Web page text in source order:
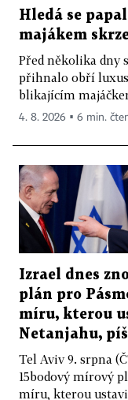
Hledá se
majákem
Před několika dny
přihnalo obří
blikajícím
4. 8. 2026 ▪ 6 min.
Izrael dnes
plán pro
míru, kterou
Netanjahu,
Tel Aviv 9. srpna
15bodový mírový
míru, kterou